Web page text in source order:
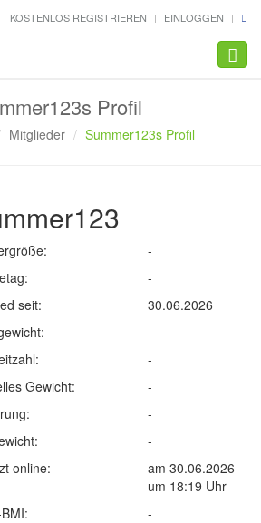
KOSTENLOS REGISTRIEREN EINLOGGEN
Profil
Mitglieder Summer123s Profil
-
-
seit:
30.06.2026
-
-
Gewicht:
-
-
-
online:
am 30.06.2026
um 18:19 Uhr
-